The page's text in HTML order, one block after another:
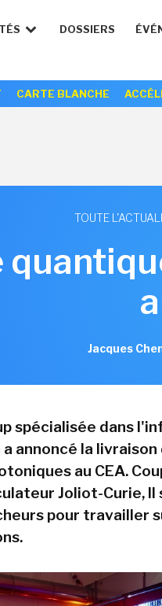
DOSSIERS
CARTE BLANCHE
TOUTE
Jacques
spécialisée dans
a annoncé la
au CEA.
Joliot-Curie, Il
pour travailler